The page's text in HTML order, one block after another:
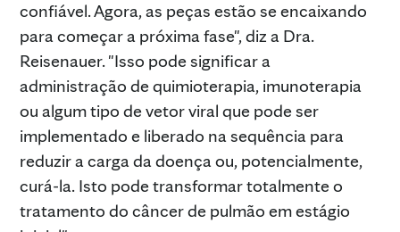
confiável. Agora, as peças estão se encaixando
para começar a próxima fase", diz a Dra.
Reisenauer. "Isso pode significar a
administração de quimioterapia, imunoterapia
ou algum tipo de vetor viral que pode ser
implementado e liberado na sequência para
reduzir a carga da doença ou, potencialmente,
curá-la. Isto pode transformar totalmente o
tratamento do câncer de pulmão em estágio